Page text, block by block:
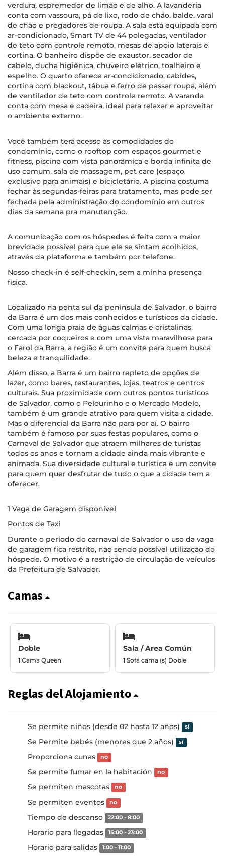
verdura, espremedor de limão e de alho. A lavanderia
conta com vassoura, pá de lixo, rodo de chão, balde, varal
de chão e pregadores de roupa. A sala está equipada com
ar-condicionado, Smart TV de 44 polegadas, ventilador
de teto com controle remoto, mesas de apoio laterais e
cortina. O banheiro dispõe de exaustor, secador de
cabelo, ducha higiênica, chuveiro elétrico, toalheiro e
espelho. O quarto oferece ar-condicionado, cabides,
cortina com blackout, tábua e ferro de passar roupa, além
de ventilador de teto com controle remoto. A varanda
conta com mesa e cadeira, ideal para relaxar e aproveitar
o ambiente externo.
Você também terá acesso às comodidades do
condomínio, como o rooftop com espaços gourmet e
fitness, piscina com vista panorâmica e borda infinita de
uso comum, sala de massagem, pet care (espaço
exclusivo para animais) e bicicletário. A piscina costuma
fechar às segundas-feiras para tratamento, mas pode ser
fechada pela administração do condomínio em outros
dias da semana pra manutenção.
A comunicação com os hóspedes é feita com a maior
brevidade possível para que ele se sintam acolhidos,
através da plataforma e também por telefone.
Nosso check-in é self-checkin, sem a minha presença
física.
Localizado na ponta sul da península de Salvador, o bairro
da Barra é um dos mais conhecidos e turísticos da cidade.
Com uma longa praia de águas calmas e cristalinas,
cercada por coqueiros e com uma vista maravilhosa para
o Farol da Barra, a região é um convite para quem busca
beleza e tranquilidade.
Além disso, a Barra é um bairro repleto de opções de
lazer, como bares, restaurantes, lojas, teatros e centros
culturais. Sua proximidade com outros pontos turísticos
de Salvador, como o Pelourinho e o Mercado Modelo,
também é um grande atrativo para quem visita a cidade.
Mas o diferencial da Barra não para por aí. O bairro
também é famoso por suas festas populares, como o
Carnaval de Salvador que atraem milhares de turistas
todos os anos e tornam a cidade ainda mais vibrante e
animada. Sua diversidade cultural e turística é um convite
para quem quer desfrutar de tudo o que a cidade tem a
oferecer.
1 Vaga de Garagem disponível
Pontos de Taxi
Durante o período do carnaval de Salvador o uso da vaga
de garagem fica restrito, não sendo possível utilização do
hóspede. O motivo é a restrição de circulação de veículos
da Prefeitura de Salvador.
Camas
Doble
1 Cama Queen
Sala / Area Común
1 Sofá cama (s) Doble
Reglas del Alojamiento
Se permite niños (desde 02 hasta 12 años) sí
Se Permite bebés (menores que 2 años) sí
Proporciona cunas no
Se permite fumar en la habitación no
Se permiten mascotas no
Se permiten eventos no
Tiempo de descanso 22:00 - 8:00
Horario para llegadas 15:00 - 23:00
Horario para salidas 1:00 - 11:00